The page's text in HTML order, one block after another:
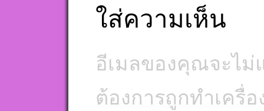
ใส่ความเห็น
อีเมลของคุณจะไ
ต้องการถูกทำเครื่